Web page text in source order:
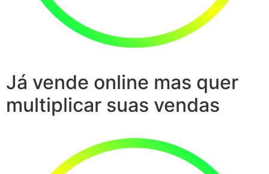
Já vende online mas quer
multiplicar suas vendas